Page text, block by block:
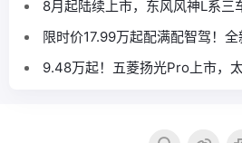
8月起陆续上市，东风风神L系三
限时价17.99万起配满配智驾！
9.48万起！五菱扬光Pro上市，